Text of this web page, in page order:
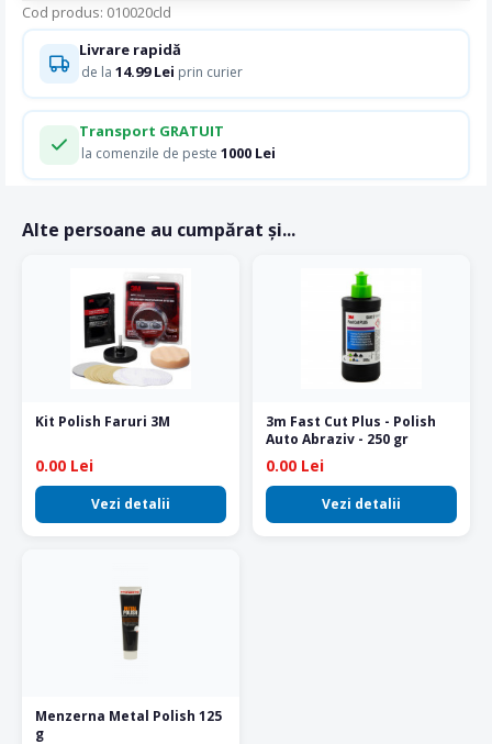
Cod produs: 010020cld
Livrare rapidă
de la 14.99 Lei prin curier
Transport GRATUIT
la comenzile de peste 1000 Lei
Alte persoane au cumpărat și...
Kit Polish Faruri 3M
0.00 Lei
Vezi detalii
3m Fast Cut Plus - Polish
Auto Abraziv - 250 gr
0.00 Lei
Vezi detalii
Menzerna Metal Polish 125
g